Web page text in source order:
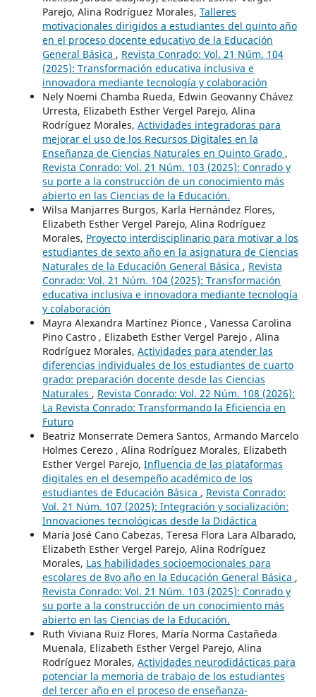
Parejo, Alina Rodríguez Morales, Talleres
motivacionales dirigidos a estudiantes del quinto año
en el proceso docente educativo de la Educación
General Básica , Revista Conrado: Vol. 21 Núm. 104
(2025): Transformación educativa inclusiva e
innovadora mediante tecnología y colaboración
Nely Noemi Chamba Rueda, Edwin Geovanny Chávez
Urresta, Elizabeth Esther Vergel Parejo, Alina
Rodríguez Morales, Actividades integradoras para
mejorar el uso de los Recursos Digitales en la
Enseñanza de Ciencias Naturales en Quinto Grado ,
Revista Conrado: Vol. 21 Núm. 103 (2025): Conrado y
su porte a la construcción de un conocimiento más
abierto en las Ciencias de la Educación.
Wilsa Manjarres Burgos, Karla Hernández Flores,
Elizabeth Esther Vergel Parejo, Alina Rodríguez
Morales, Proyecto interdisciplinario para motivar a los
estudiantes de sexto año en la asignatura de Ciencias
Naturales de la Educación General Básica , Revista
Conrado: Vol. 21 Núm. 104 (2025): Transformación
educativa inclusiva e innovadora mediante tecnología
y colaboración
Mayra Alexandra Martínez Pionce , Vanessa Carolina
Pino Castro , Elizabeth Esther Vergel Parejo , Alina
Rodríguez Morales, Actividades para atender las
diferencias individuales de los estudiantes de cuarto
grado: preparación docente desde las Ciencias
Naturales , Revista Conrado: Vol. 22 Núm. 108 (2026):
La Revista Conrado: Transformando la Eficiencia en
Futuro
Beatriz Monserrate Demera Santos, Armando Marcelo
Holmes Cerezo , Alina Rodríguez Morales, Elizabeth
Esther Vergel Parejo, Influencia de las plataformas
digitales en el desempeño académico de los
estudiantes de Educación Básica , Revista Conrado:
Vol. 21 Núm. 107 (2025): Integración y socialización:
Innovaciones tecnológicas desde la Didáctica
María José Cano Cabezas, Teresa Flora Lara Albarado,
Elizabeth Esther Vergel Parejo, Alina Rodríguez
Morales, Las habilidades socioemocionales para
escolares de 8vo año en la Educación General Básica ,
Revista Conrado: Vol. 21 Núm. 103 (2025): Conrado y
su porte a la construcción de un conocimiento más
abierto en las Ciencias de la Educación.
Ruth Viviana Ruiz Flores, María Norma Castañeda
Muenala, Elizabeth Esther Vergel Parejo, Alina
Rodríguez Morales, Actividades neurodidácticas para
potenciar la memoria de trabajo de los estudiantes
del tercer año en el proceso de enseñanza-